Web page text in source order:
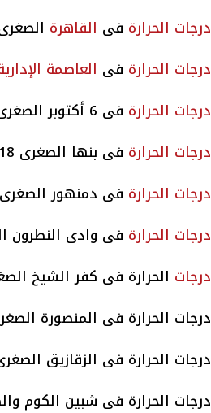
درجات الحرارة فى القاهرة الصغرى 18
درجات الحرارة فى العاصمة
درجات الحرارة فى 6 أكتوبر الصغرى 17 والعظمى 27
درجات الحرارة فى بنها الصغرى 18 والعظمى 26
درجات الحرارة فى دمنهور الصغرى 18 والعظمى
درجات الحرارة فى وادى النطرون الصغرى
درجات الحرارة فى كفر الشيخ الصغرى 18
درجات الحرارة فى المنصورة الصغرى 18
درجات الحرارة فى الزقازيق الصغرى 18
درجات الحرارة فى شبين الكوم والصغرى 17